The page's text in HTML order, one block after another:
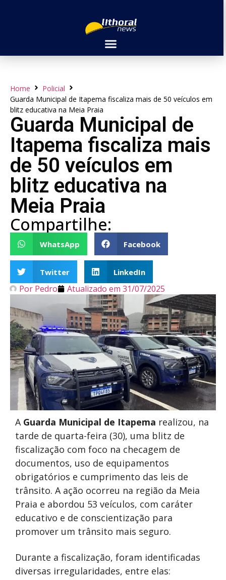
Home
Policial
Guarda Municipal de Itapema fiscaliza mais de 50 veículos em
blitz educativa na Meia Praia
Guarda Municipal de
Itapema fiscaliza mais
de 50 veículos em
blitz educativa na
Meia Praia
Compartilhe:
WhatsApp Facebook
Twitter LinkedIn
Por Pedro Atualizado em 31/07/2025
A Guarda Municipal de Itapema realizou, na
tarde de quarta-feira (30), uma blitz de
fiscalização com foco na checagem de
documentos, uso de equipamentos
obrigatórios e cumprimento das leis de
trânsito. A ação ocorreu na região da Meia
Praia e abordou 53 veículos, com caráter
educativo e de conscientização para
promover um trânsito mais seguro.
Durante a fiscalização, foram identificadas
diversas irregularidades, entre elas: